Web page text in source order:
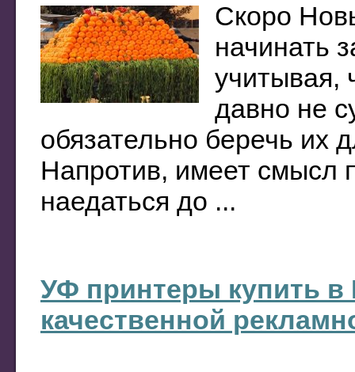
Скоро
начинать
учитывая,
давно не
обязательно беречь их
Напротив, имеет смысл
наедаться до ...
УФ принтеры купить в
качественной